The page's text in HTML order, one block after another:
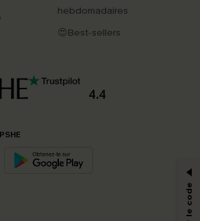
hebdomadaires
😍Best-sellers
4.4
DE -15%
2 Achetés par E-mail